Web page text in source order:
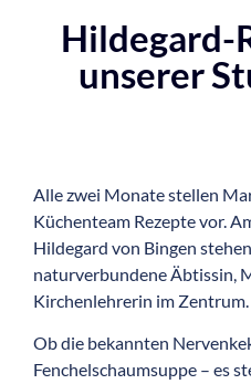
Hildegard-
unserer
Alle zwei Monate stellen
Küchenteam Rezepte vor.
Hildegard von Bingen
naturverbundene Äbtissin,
Kirchenlehrerin im Zentrum.
Ob die bekannten
Fenchelschaumsuppe – es